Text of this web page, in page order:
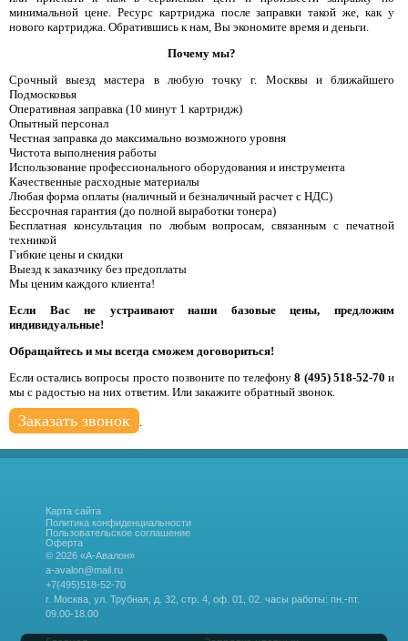
минимальной цене. Ресурс картриджа после заправки такой же, как у
нового картриджа. Обратившись к нам, Вы экономите время и деньги.
Почему мы?
Срочный выезд мастера в любую точку г. Москвы и ближайшего
Подмосковья
Оперативная заправка (10 минут 1 картридж)
Опытный персонал
Честная заправка до максимально возможного уровня
Чистота выполнения работы
Использование профессионального оборудования и инструмента
Качественные расходные материалы
Любая форма оплаты (наличный и безналичный расчет с НДС)
Бессрочная гарантия (до полной выработки тонера)
Бесплатная консультация по любым вопросам, связанным с печатной
техникой
Гибкие цены и скидки
Выезд к заказчику без предоплаты
Мы ценим каждого клиента!
Если Вас не устраивают наши базовые цены, предложим
индивидуальные!
Обращайтесь и мы всегда сможем договориться!
Если остались вопросы просто позвоните по телефону8 (495) 518-52-70 и
мы с радостью на них ответим. Или закажите обратный звонок.
Заказать звонок
Карта сайта
Политика конфиденциальности
Пользовательское соглашение
Оферта
© 2026 «А-Авалон»
a-avalon@mail.ru
+7(495)518-52-70
г. Москва, ул. Трубная, д. 32, стр. 4, оф. 01, 02. часы работы: пн.-пт.
09.00-18.00